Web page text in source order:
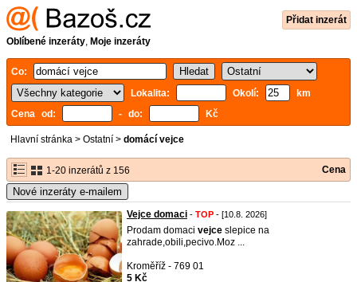
Přidat inzerát
Oblíbené inzeráty, Moje inzeráty
Co:
Lokalita:
Okolí:
km
Cena od:
- do: Kč
Hlavní stránka > Ostatní > domácí vejce
1-20 inzerátů z 156 Cena
Nové inzeráty e-mailem
Vejce domaci - TOP - [10.8. 2026]
Prodam domaci vejce slepice na
zahrade,obili,pecivo.Moz ...
Kroměříž - 769 01
5 Kč